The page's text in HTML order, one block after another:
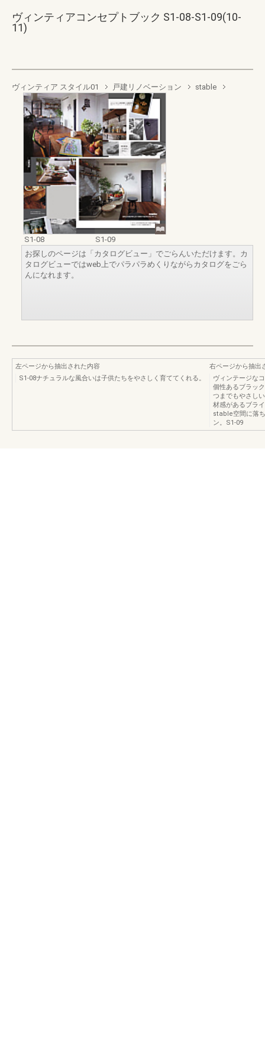
ヴィンティアコンセプトブック S1-08-S1-09(10-
11)
ヴィンティア スタイル01 戸建リノベーション stable
S1-08
S1-09
お探しのページは「カタログビュー」でごらんいただけます。カ
タログビューではweb上でパラパラめくりながらカタログをごら
んになれます。
左ページから抽出された内容
S1-08ナチュラルな風合いは子供たちをやさしく育ててくれる。
右ページから抽出
ヴィンテージな
個性あるブラッ
つまでもやさし
材感があるブラ
stable空間に落
ン。S1-09